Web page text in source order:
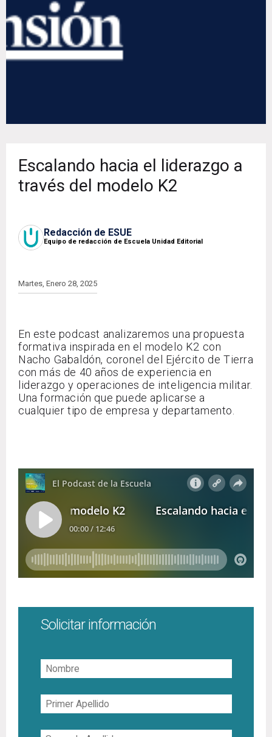
Escalando hacia el liderazgo a
través del modelo K2
Redacción de ESUE
Equipo de redacción de Escuela Unidad Editorial
Martes, Enero 28, 2025
En este podcast analizaremos una propuesta
formativa inspirada en el modelo K2 con
Nacho Gabaldón, coronel del Ejército de Tierra
con más de 40 años de experiencia en
liderazgo y operaciones de inteligencia militar.
Una formación que puede aplicarse a
cualquier tipo de empresa y departamento.
Solicitar información
Nombre
Primer
Apellido